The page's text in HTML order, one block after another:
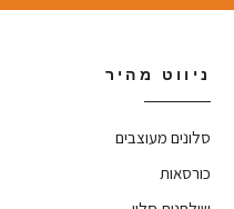
ניווט מהיר
סלונים מעוצבים
כורסאות